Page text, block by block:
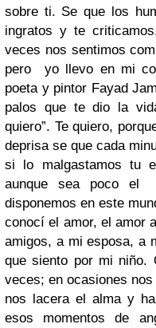
sobre ti. Se que los
ingratos y te
veces nos sentimos
pero yo llevo en mi
poeta y pintor Fayad
palos que te dio la
quiero”. Te quiero,
deprisa se que cada
si lo malgastamos tu
aunque sea poco el
disponemos en este
conocí el amor, el amor
amigos, a mi esposa, a
que siento por mi niño.
veces; en ocasiones
nos lacera el alma y
esos momentos de